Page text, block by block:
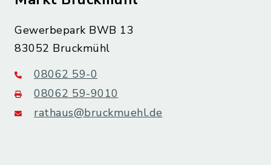
Gewerbepark BWB 13
83052 Bruckmühl
08062 59-0
08062 59-9010
rathaus@bruckmuehl.de